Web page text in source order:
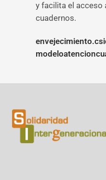
y facilita el acceso
cuadernos.